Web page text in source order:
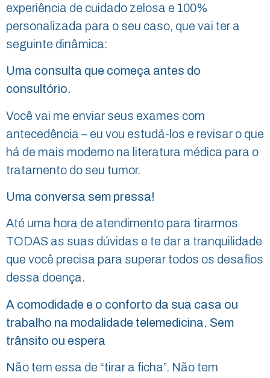
experiência de cuidado zelosa e 100%
personalizada para o seu caso, que vai ter a
seguinte dinâmica:
Uma consulta que começa antes do
consultório.
Você vai me enviar seus exames com
antecedência – eu vou estudá-los e revisar o que
há de mais moderno na literatura médica para o
tratamento do seu tumor.
Uma conversa sem pressa!
Até uma hora de atendimento para tirarmos
TODAS as suas dúvidas e te dar a tranquilidade
que você precisa para superar todos os desafios
dessa doença.
A comodidade e o conforto da sua casa ou
trabalho na modalidade telemedicina. Sem
trânsito ou espera
Não tem essa de “tirar a ficha”. Não tem